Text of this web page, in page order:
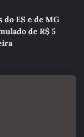
do ES e de MG
de R$ 5